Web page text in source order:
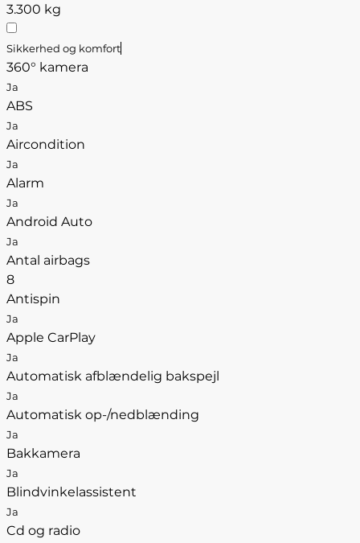
3.300 kg
Sikkerhed og komfort
360° kamera
Ja
ABS
Ja
Aircondition
Ja
Alarm
Ja
Android Auto
Ja
Antal airbags
8
Antispin
Ja
Apple CarPlay
Ja
Automatisk afblændelig bakspejl
Ja
Automatisk op-/nedblænding
Ja
Bakkamera
Ja
Blindvinkelassistent
Ja
Cd og radio